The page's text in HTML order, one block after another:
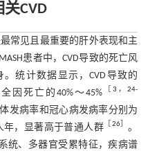
关CVD
最常见且最重要的肝外表现和主
患者中，CVD导致的死亡风
统计数据显示，CVD导致的
因死亡的40%～45% ［3 ，24-
体发病率和冠心病发病率分别为
年，显著高于普通人群 ［26］ 。
统、多器官受累特征，疾病谱